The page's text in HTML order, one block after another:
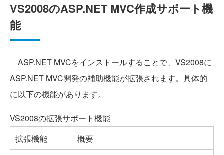
VS2008のASP.NET MVC作成サポート機
能
ASP.NET MVCをインストールすることで、VS2008に
ASP.NET MVC開発の補助機能が拡張されます。具体的
に以下の機能があります。
VS2008の拡張サポート機能
拡張機能
概要